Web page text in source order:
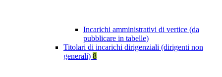
Incarichi amministrativi di vertice (da
pubblicare in tabelle)
Titolari di incarichi dirigenziali (dirigenti non
generali) 8